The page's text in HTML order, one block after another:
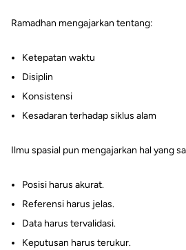
Ramadhan mengajarkan tentang:
Ketepatan waktu
Disiplin
Konsistensi
Kesadaran terhadap siklus alam
Ilmu spasial pun mengajarkan hal yang
Posisi harus akurat.
Referensi harus jelas.
Data harus tervalidasi.
Keputusan harus terukur.